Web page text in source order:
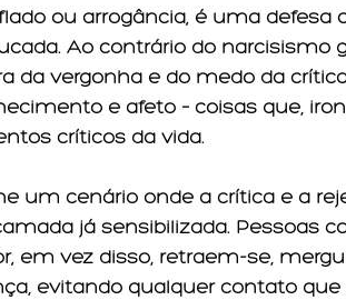
ou arrogância; é uma
Ao contrário do narcisismo
da vergonha e do medo da
e afeto – coisas que,
críticos da vida.
um cenário onde a crítica e a
já sensibilizada. Pessoas
em vez disso, retraem-se,
evitando qualquer contato